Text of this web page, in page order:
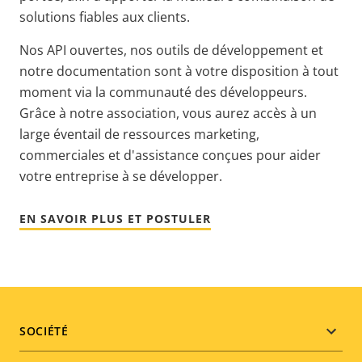
solutions fiables aux clients.
Nos API ouvertes, nos outils de développement et
notre documentation sont à votre disposition à tout
moment via la communauté des développeurs.
Grâce à notre association, vous aurez accès à un
large éventail de ressources marketing,
commerciales et d'assistance conçues pour aider
votre entreprise à se développer.
EN SAVOIR PLUS ET POSTULER
Footer
SOCIÉTÉ